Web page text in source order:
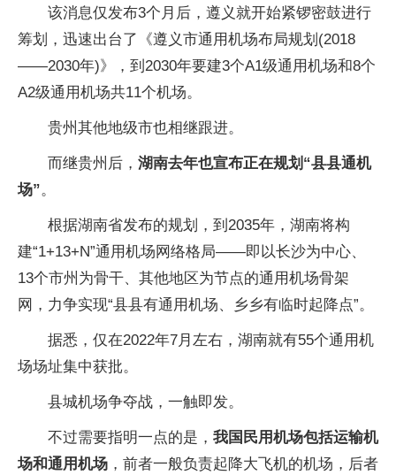
该消息仅发布3个月后，遵义就开始紧锣密鼓进行
筹划，迅速出台了《遵义市通用机场布局规划(2018
——2030年)》，到2030年要建3个A1级通用机场和8个
A2级通用机场共11个机场。
贵州其他地级市也相继跟进。
而继贵州后， 湖南去年也宣布正在规划“县县通机
场”。
根据湖南省发布的规划，到2035年，湖南将构
建“1+13+N”通用机场网络格局——即以长沙为中心、
13个市州为骨干、其他地区为节点的通用机场骨架
网，力争实现“县县有通用机场、乡乡有临时起降点”。
据悉，仅在2022年7月左右，湖南就有55个通用机
场场址集中获批。
县城机场争夺战，一触即发。
不过需要指明一点的是， 我国民用机场包括运输机
场和通用机场 ，前者一般负责起降大飞机的机场，后者